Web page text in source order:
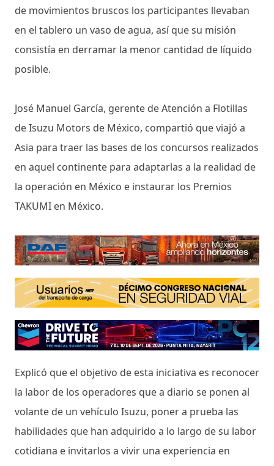
de movimientos bruscos los participantes llevaban
en el tablero un vaso de agua, así que su misión
consistía en derramar la menor cantidad de líquido
posible.
José Manuel García, gerente de Atención a Flotillas
de Isuzu Motors de México, compartió que viajó a
Asia para traer las bases de los concursos realizados
en aquel continente para adaptarlas a la realidad de
la operación en México e instaurar los Premios
TAKUMI en México.
Explicó que el objetivo de esta iniciativa es reconocer
la labor de los operadores que a diario se ponen al
volante de un vehículo Isuzu, poner a prueba las
habilidades que han adquirido a lo largo de su labor
cotidiana e invitarlos a vivir una experiencia en